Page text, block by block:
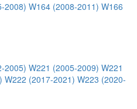
2008) W164 (2008-2011) W166
2005) W221 (2005-2009) W221
W222 (2017-2021) W223 (2020-